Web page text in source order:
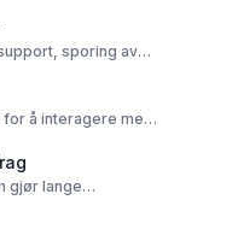
sporing av
å interagere med
gjør lange